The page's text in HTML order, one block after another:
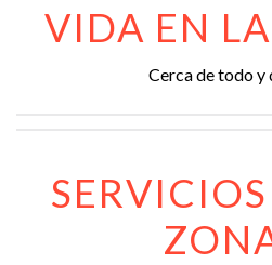
VIDA EN
Cerca de todo y